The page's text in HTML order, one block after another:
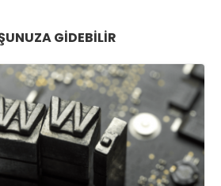
GIDEBILIR